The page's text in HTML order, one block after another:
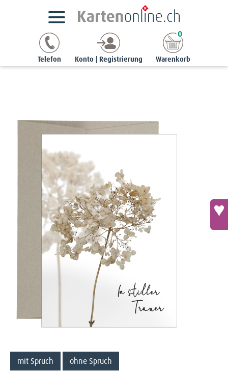
Telefon Konto | Registrierung Warenkorb
0
Beileidskarte «In stiller Trauer» - Rispenhortensie
mit Spruch ohne Spruch